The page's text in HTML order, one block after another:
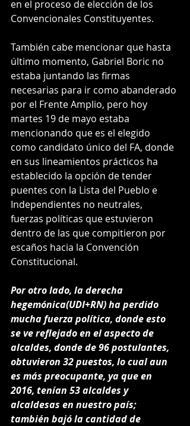
en el proceso de elección de los
Convencionales Constituyentes.
También cabe mencionar que hasta
último momento, Gabriel Boric no
estaba juntando las firmas
necesarias para ir como abanderado
por el Frente Amplio, pero hoy
martes 19 de mayo estaba
mencionando que es el elegido
como candidato único del FA, donde
en sus lineamientos prácticos ha
establecido la opción de tender
puentes con la Lista del Pueblo e
Independientes no neutrales,
fuerzas políticas que estuvieron
dentro de las que compitieron por
escaños hacia la Convención
Constitucional.
Por otro lado, la derecha
hegemónica(UDI+RN) ha perdido
mucha fuerza política, donde esto
se ve reflejado en el aspecto de
alcaldes, donde de 96 postulantes,
obtuvieron 32 puestos, lo cual aun
es más preocupante, ya que en
2016, tenían 53 alcaldes y
alcaldesas en nuestro país;
también bajó la cantidad de